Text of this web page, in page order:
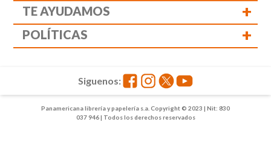
TE AYUDAMOS +
POLÍTICAS +
Panamericana librería y papelería s.a. Copyright © 2023 | Nit: 830
037 946 | Todos los derechos reservados
Siguenos: